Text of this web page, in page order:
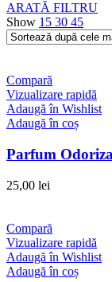
ARATĂ FILTRU
Show 15 30 45
Compară
Vizualizare rapidă
Adaugă în Wishlist
Adaugă în coș
Parfum
25,00 lei
Compară
Vizualizare rapidă
Adaugă în Wishlist
Adaugă în coș